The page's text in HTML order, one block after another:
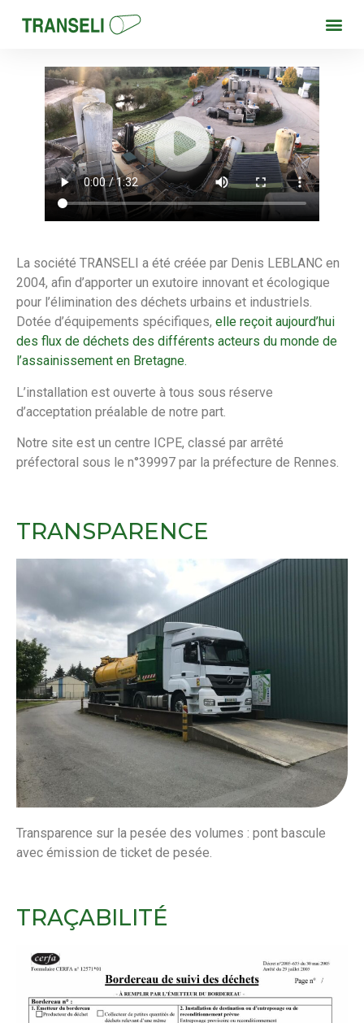
La société TRANSELI a été créée par Denis LEBLANC en
2004, afin d’apporter un exutoire innovant et écologique
pour l’élimination des déchets urbains et industriels.
Dotée d’équipements spécifiques, elle reçoit aujourd’hui
des flux de déchets des différents acteurs du monde de
l’assainissement en Bretagne.
L’installation est ouverte à tous sous réserve
d’acceptation préalable de notre part.
Notre site est un centre ICPE, classé par arrêté
préfectoral sous le n°39997 par la préfecture de Rennes.
TRANSPARENCE
Transparence sur la pesée des volumes : pont bascule
avec émission de ticket de pesée.
TRAÇABILITÉ